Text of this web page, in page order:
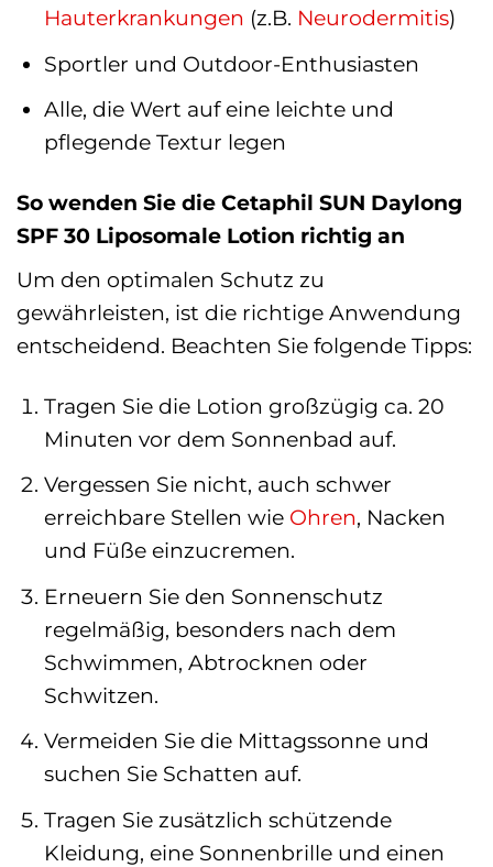
Hauterkrankungen (z.B. Neurodermitis)
Sportler und Outdoor-Enthusiasten
Alle, die Wert auf eine leichte und
pflegende Textur legen
So wenden Sie die Cetaphil SUN Daylong
SPF 30 Liposomale Lotion richtig an
Um den optimalen Schutz zu
gewährleisten, ist die richtige Anwendung
entscheidend. Beachten Sie folgende Tipps:
Tragen Sie die Lotion großzügig ca. 20
Minuten vor dem Sonnenbad auf.
Vergessen Sie nicht, auch schwer
erreichbare Stellen wie Ohren, Nacken
und Füße einzucremen.
Erneuern Sie den Sonnenschutz
regelmäßig, besonders nach dem
Schwimmen, Abtrocknen oder
Schwitzen.
Vermeiden Sie die Mittagssonne und
suchen Sie Schatten auf.
Tragen Sie zusätzlich schützende
Kleidung, eine Sonnenbrille und einen